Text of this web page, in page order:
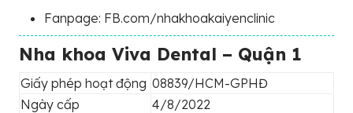
Fanpage: FB.com/nhakhoakaiyenclinic
Nha khoa Viva Dental – Quận 1
Giấy phép hoạt động 08839/HCM-GPHĐ
Ngày cấp
4/8/2022